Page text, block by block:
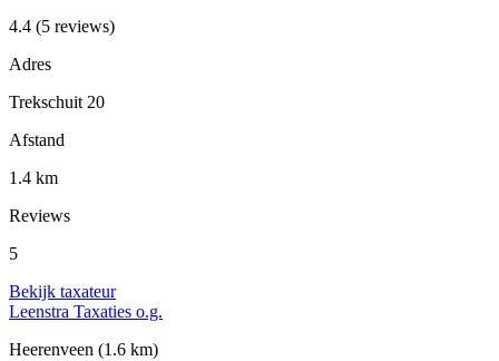
4.4 (5 reviews)
Adres
Trekschuit 20
Afstand
1.4 km
Reviews
5
Bekijk taxateur
Leenstra Taxaties o.g.
Heerenveen (1.6 km)